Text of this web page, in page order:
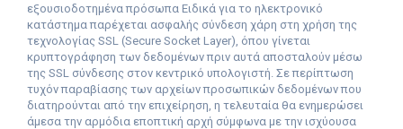
εξουσιοδοτημένα πρόσωπα Ειδικά για το ηλεκτρονικό
κατάστημα παρέχεται ασφαλής σύνδεση χάρη στη χρήση της
τεχνολογίας SSL (Secure Socket Layer), όπου γίνεται
κρυπτογράφηση των δεδομένων πριν αυτά αποσταλούν μέσω
της SSL σύνδεσης στον κεντρικό υπολογιστή. Σε περίπτωση
τυχόν παραβίασης των αρχείων προσωπικών δεδομένων που
διατηρούνται από την επιχείρηση, η τελευταία θα ενημερώσει
άμεσα την αρμόδια εποπτική αρχή σύμφωνα με την ισχύουσα